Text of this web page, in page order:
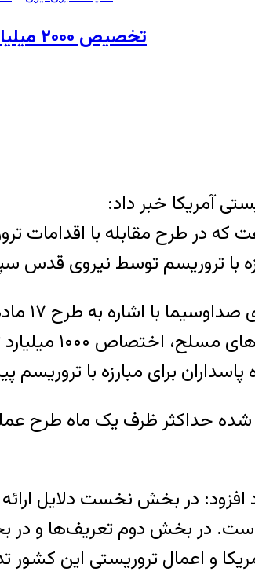
تخصیص ۲۰۰۰ میلیارد تومان برای گسترش فعالیت‌های موشکی و سپاه قدس
آمریکا خبر داد:‌
به
کرد: در بخشی
حداکثر ظرف یک ماه طرح
این طرح ۱۷ ماده و ۱۰ بخش دارد افزود:
در بخش دوم تعریف‌ها و
و اعمال تروریستی این